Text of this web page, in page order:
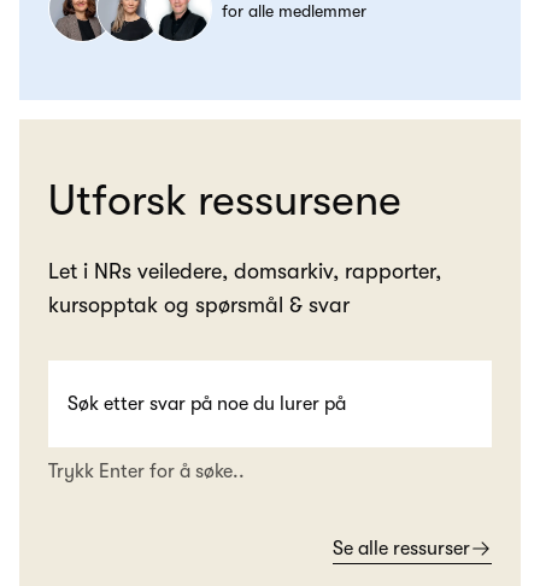
for alle medlemmer
Utforsk ressursene
Let i NRs veiledere, domsarkiv, rapporter,
kursopptak og spørsmål & svar
Trykk Enter for å søke..
Se alle ressurser